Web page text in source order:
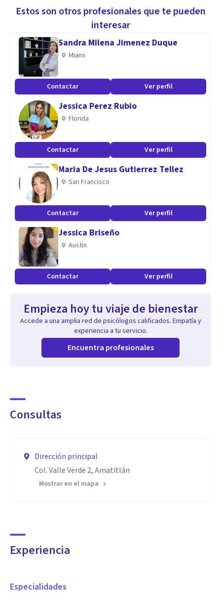
Resolución de conflictos
Me he especializado en Inteligencia Emocional,
Psicoeducación, Autoestima, Afrontamiento del duelo,
entre otros.
Aptitudes
Soy una persona abierta, ética, confiable, apasionada por la
psicología y el aprendizaje continuo.
Estos son otros profesionales que te pueden
interesar
Sandra Milena Jimenez Duque
Miami
Contactar Ver perfil
Jessica Perez Rubio
Florida
Contactar Ver perfil
Maria De Jesus Gutierrez Tellez
San Francisco
Contactar Ver perfil
Jessica Briseño
Austin
Contactar Ver perfil
Empieza hoy tu viaje de bienestar
Accede a una amplia red de psicólogos calificados. Empatía y
experiencia a tu servicio.
Encuentra profesionales
Consultas
Dirección principal
Col. Valle Verde 2, Amatitlán
Mostrar en el mapa
Experiencia
Especialidades